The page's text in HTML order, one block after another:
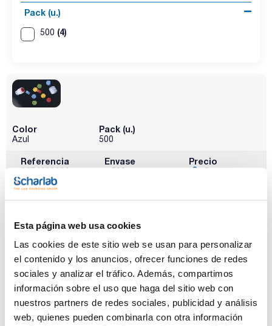
Esta página web usa cookies
Las cookies de este sitio web se usan para personalizar
el contenido y los anuncios, ofrecer funciones de redes
sociales y analizar el tráfico. Además, compartimos
información sobre el uso que haga del sitio web con
nuestros partners de redes sociales, publicidad y análisis
web, quienes pueden combinarla con otra información
Pack (u.)
500 (4)
Color
Azul
Pack (u.)
500
Referencia
027409003A
Envase
x 500 u.
Precio
Comprar
Disponibilidad
Ver stock
Color
Amarillo
Pack (u.)
500
Referencia
02740903AM
Envase
x 500 u.
Precio
Comprar